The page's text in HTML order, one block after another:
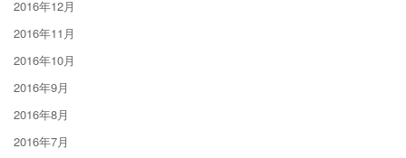
2016年12月
2016年11月
2016年10月
2016年9月
2016年8月
2016年7月